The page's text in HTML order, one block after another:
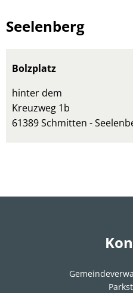
Seelenberg
Bolzplatz
hinter dem
Kreuzweg 1b
61389Schmitten -